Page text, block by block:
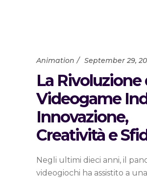
Animation September 29,
La Rivoluzione
Videogame
Innovazione,
Creatività e
Negli ultimi dieci anni, il
videogiochi ha assistito a una